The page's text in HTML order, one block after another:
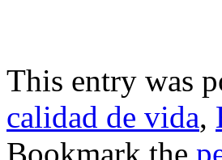
This entry was
calidad de vida,
Bookmark the